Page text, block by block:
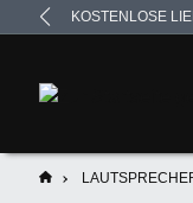
Zur
KOSTENLOSE